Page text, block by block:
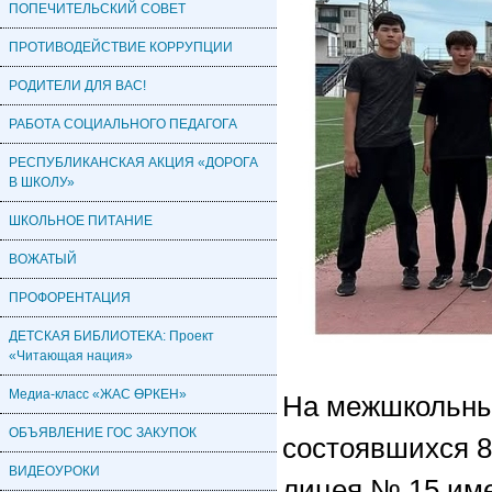
ПОПЕЧИТЕЛЬСКИЙ СОВЕТ
ПРОТИВОДЕЙСТВИЕ КОРРУПЦИИ
РОДИТЕЛИ ДЛЯ ВАС!
РАБОТА СОЦИАЛЬНОГО ПЕДАГОГА
РЕСПУБЛИКАНСКАЯ АКЦИЯ «ДОРОГА
В ШКОЛУ»
ШКОЛЬНОЕ ПИТАНИЕ
ВОЖАТЫЙ
ПРОФОРЕНТАЦИЯ
ДЕТСКАЯ БИБЛИОТЕКА: Проект
«Читающая нация»
Медиа-класс «ЖАС ӨРКЕН»
ОБЪЯВЛЕНИЕ ГОС ЗАКУПОК
ВИДЕОУРОКИ
На
состоявшихся